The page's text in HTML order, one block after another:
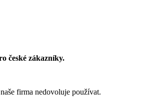
české zákazníky.
firma nedovoluje používat.